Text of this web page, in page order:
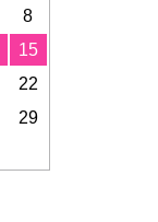
8
15
22
29